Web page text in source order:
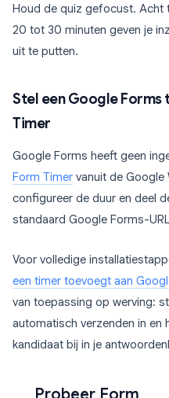
Houd de quiz gefocust. Acht
20 tot 30 minuten geven je
uit te putten.
Stel een Google Forms
Timer
Google Forms heeft geen
Form Timer vanuit de Google
configureer de duur en deel
standaard Google Forms-
Voor volledige
een timer toevoegt aan
van toepassing op werving:
automatisch verzenden in
kandidaat bij in je